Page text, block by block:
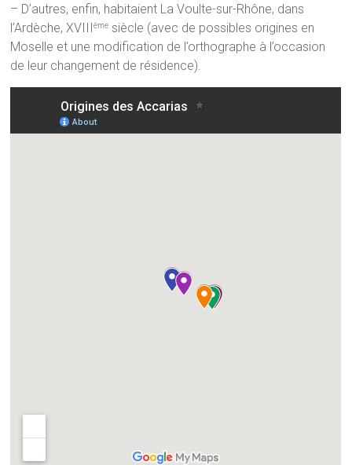
– D’autres, enfin, habitaient La Voulte-sur-Rhône, dans
l’Ardèche, XVIIIème siècle (avec de possibles origines en
Moselle et une modification de l’orthographe à l’occasion
de leur changement de résidence).